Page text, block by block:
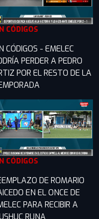
CÓDIGOS
CÓDIGOS - EMELEC
PERDER A PEDRO
POR EL RESTO DE LA
CÓDIGOS
DE ROMARIO
EN EL ONCE DE
PARA RECIBIR A
RUNA